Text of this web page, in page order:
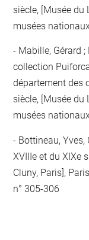
siècle, [Musée du
musées
Mabille, Gérard ;
collection
département des
siècle, [Musée du
musées
Bottineau, Yves,
XVIIIe et du XIXe
Cluny, Paris],
n° 305-306